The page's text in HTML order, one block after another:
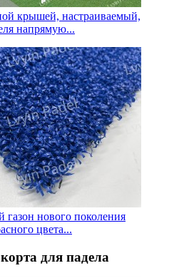
крышей, настраиваемый,
напрямую...
газон нового поколения
цвета...
для падела